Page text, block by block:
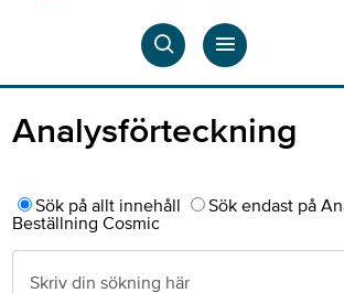
Analysförteckning
Sök på allt innehåll
Sök endast på
Beställning Cosmic